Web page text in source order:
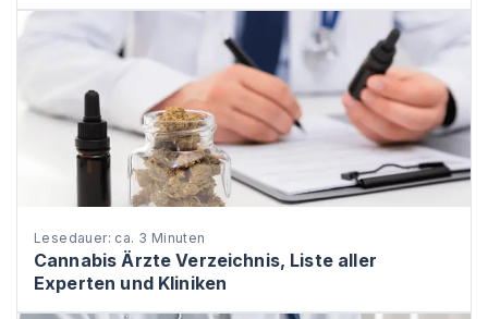
Lesedauer: ca. 3 Minuten
Cannabis Ärzte Verzeichnis, Liste aller
Experten und Kliniken